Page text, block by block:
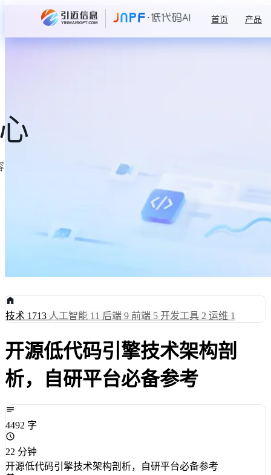
首页 产品
技术 1713 人工智能 11 后端 9 前端 5 开发工具 2 运维 1
开源低代码引擎技术架构剖
析，自研平台必备参考
4492 字
22 分钟
开源低代码引擎技术架构剖析，自研平台必备参考